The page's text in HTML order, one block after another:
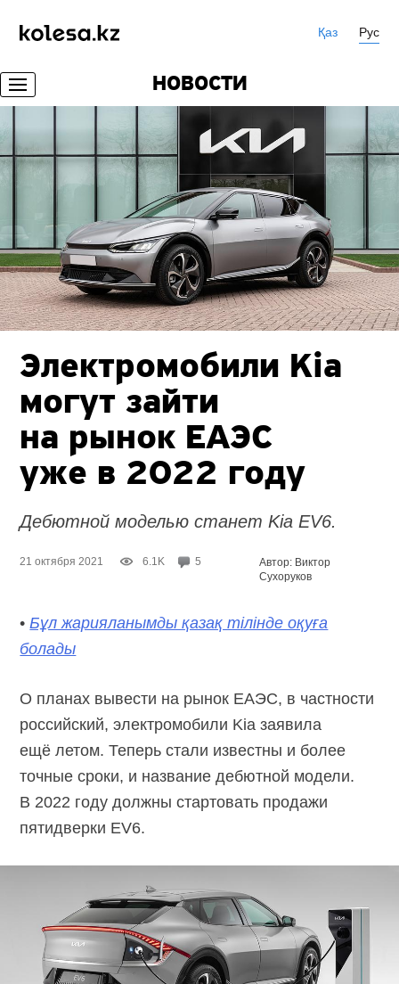
Қаз Рус
НОВОСТИ
Электромобили Kia
могут зайти
на рынок ЕАЭС
уже в 2022 году
Дебютной моделью станет Kia EV6.
21 октября 2021 6.1K 5
Автор: Виктор
Сухоруков
•Бұл жарияланымды қазақ тілінде оқуға
болады
О планах вывести на рынок ЕАЭС, в частности
российский, электромобили Kia заявила
ещё летом. Теперь стали известны и более
точные сроки, и название дебютной модели.
В 2022 году должны стартовать продажи
пятидверки EV6.